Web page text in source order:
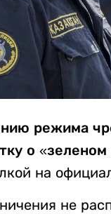
режима
о «зеленом
на
не